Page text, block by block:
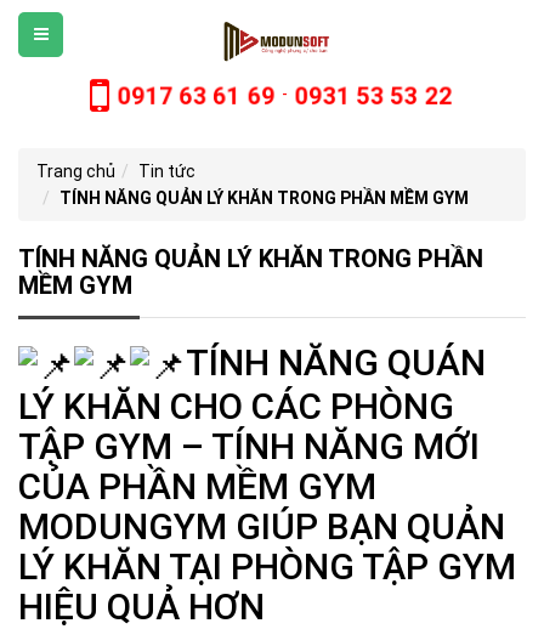
0917 63 61 69 - 0931 53 53 22
Trang chủ
Tin tức
TÍNH NĂNG QUẢN LÝ KHĂN TRONG PHẦN MỀM GYM
TÍNH NĂNG QUẢN LÝ KHĂN TRONG PHẦN
MỀM GYM
TÍNH NĂNG QUÁN
LÝ KHĂN CHO CÁC PHÒNG
TẬP GYM – TÍNH NĂNG MỚI
CỦA PHẦN MỀM GYM
MODUNGYM GIÚP BẠN QUẢN
LÝ KHĂN TẠI PHÒNG TẬP GYM
HIỆU QUẢ HƠN